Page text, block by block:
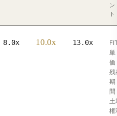
ン
ト
8.0x 10.0x 13.0x
単
価
残
期
間
土
権